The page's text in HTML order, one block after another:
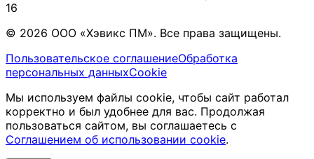
16
© 2026 ООО «Хэвикс ПМ». Все права защищены.
Пользовательское соглашениеОбработка
персональных данныхCookie
Мы используем файлы cookie, чтобы сайт работал
корректно и был удобнее для вас. Продолжая
пользоваться сайтом, вы соглашаетесь с
Соглашением об использовании cookie.